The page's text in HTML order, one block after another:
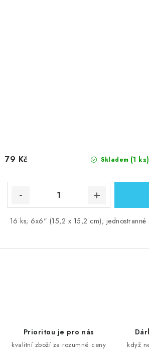
Skladem (1 ks)
79 Kč
16 ks; 6x6" (15,2 x 15,2 cm); jednostranné
Prioritou je pro nás
kvalitní zboží za rozumné ceny
když